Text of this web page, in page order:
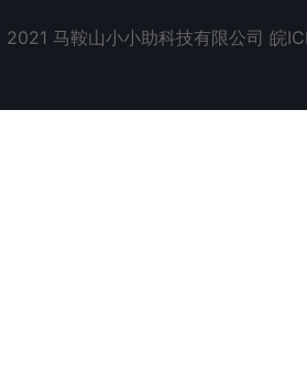
马鞍山小小助科技有限公司 皖